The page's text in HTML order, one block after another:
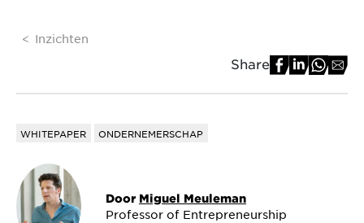
Inzichten
Share
WHITEPAPER ONDERNEMERSCHAP
Door Miguel Meuleman
Professor of Entrepreneurship